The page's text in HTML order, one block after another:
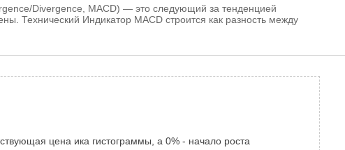
Divergence, MACD) — это следующий за тенденцией
Технический Индикатор MACD строится как разность между
цена ика гистограммы, а 0% - начало роста